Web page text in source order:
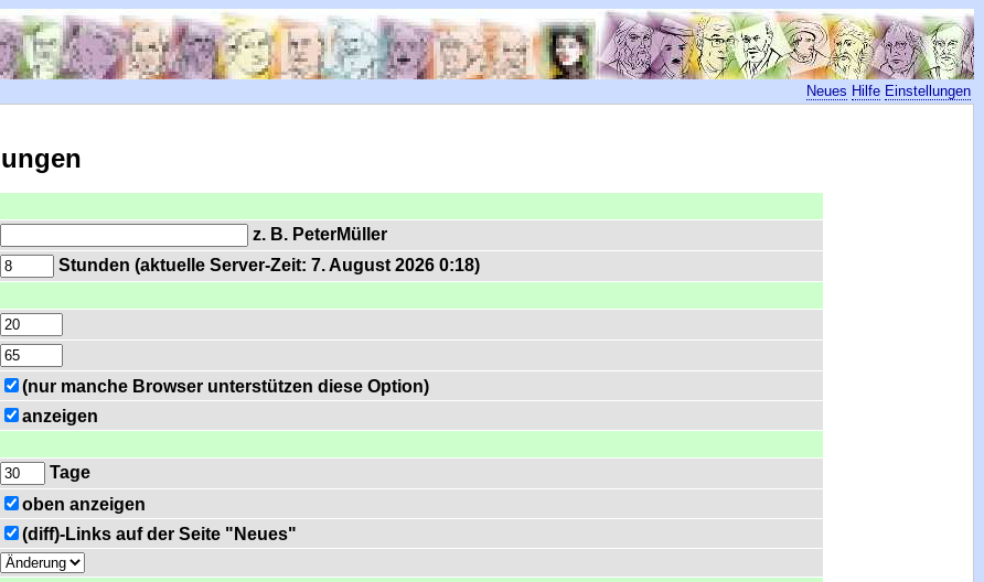
Neues Hilfe Einstellungen
z. B. PeterMüller
Stunden (aktuelle Server-Zeit: 7. August 2026 0:18)
(nur manche Browser unterstützen diese Option)
anzeigen
Tage
oben anzeigen
(diff)-Links auf der Seite "Neues"